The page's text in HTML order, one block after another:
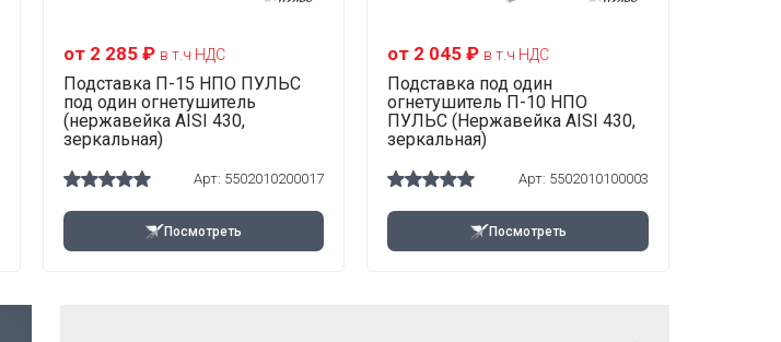
от 2 285 ₽ в т.ч НДС
Подставка П-15 НПО ПУЛЬС
под один огнетушитель
(нержавейка AISI 430,
зеркальная)
Арт: 5502010200017
Посмотреть
от 2 045 ₽ в т.ч НДС
Подставка под один
огнетушитель П-10 НПО
ПУЛЬС (Нержавейка AISI 430,
зеркальная)
Арт: 5502010100003
Посмотреть